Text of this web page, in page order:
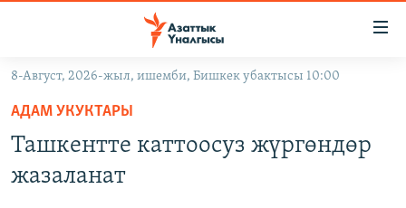
Навигацияга
өтүңүз
Издөөгө
салыңыз
8-Август, 2026-жыл, ишемби, Бишкек убактысы 10:00
АДАМ УКУКТАРЫ
Ташкентте каттоосуз жүргөндөр
жазаланат